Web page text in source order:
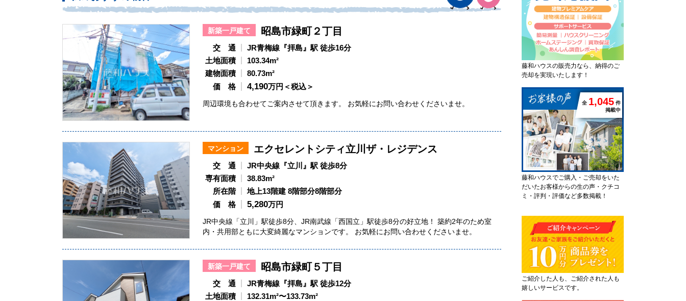
新築一戸建て 昭島市緑町２丁目
交 通
JR青梅線『拝島』駅 徒歩16分
土地面積
103.34m²
建物面積
80.73m²
価 格
4,190万円＜税込＞
周辺環境も合わせてご案内させて頂きます。 お気軽にお問い合わせくださいませ。
マンション エクセレントシティ立川ザ・レジデンス
交 通
JR中央線『立川』駅 徒歩8分
専有面積
38.83m²
所在階
地上13階建 8階部分8階部分
価 格
5,280万円
JR中央線「立川」駅徒歩8分、JR南武線「西国立」駅徒歩8分の好立地！ 築約2年のため室
内・共用部ともに大変綺麗なマンションです。 お気軽にお問い合わせくださいませ。
新築一戸建て 昭島市緑町５丁目
交 通
JR青梅線『拝島』駅 徒歩12分
土地面積
132.31m²〜133.73m²
藤和ハウスの販売力なら、納得のご
売却を実現いたします！
全 1,045 件
掲載中
藤和ハウスでご購入・ご売却をいた
だいたお客様からの生の声・クチコ
ミ・評判・評価など多数掲載！
ご紹介した人も、ご紹介された人も
嬉しいサービスです。